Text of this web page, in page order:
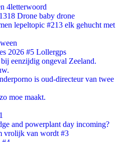
4letterwoord
Drone baby drone
lepeltopic #213 elk gehucht met
2026 #5 Lollergps
eenzijdig ongeval Zeeland.
is oud-directeur van twee
moe maakt.
and powerplant day incoming?
vrolijk van wordt #3